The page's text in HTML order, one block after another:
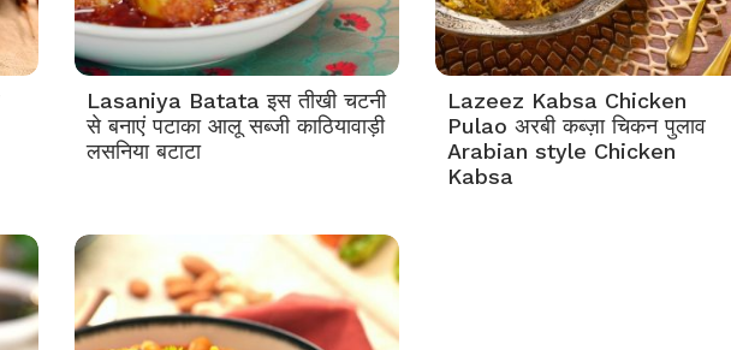
Lasaniya Batata इस तीखी चटनी
से बनाएं पटाका आलू सब्जी काठियावाड़ी
लसनिया बटाटा
Lazeez Kabsa Chicken
Pulao अरबी कब्ज़ा चिकन पुलाव
Arabian style Chicken
Kabsa